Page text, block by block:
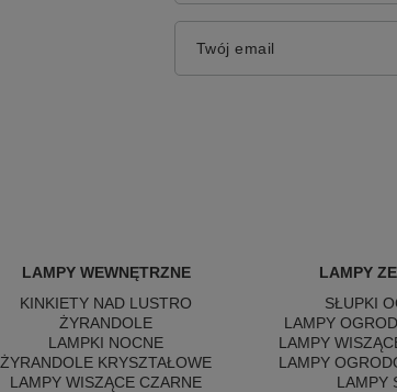
Twój email
LAMPY WEWNĘTRZNE
KINKIETY NAD LUSTRO
ŻYRANDOLE
LAMPKI NOCNE
ŻYRANDOLE KRYSZTAŁOWE
LAMPY WISZĄCE CZARNE
LAMPY
SŁUPKI
LAMPY
LAMPY
LAMPY
LAMPY